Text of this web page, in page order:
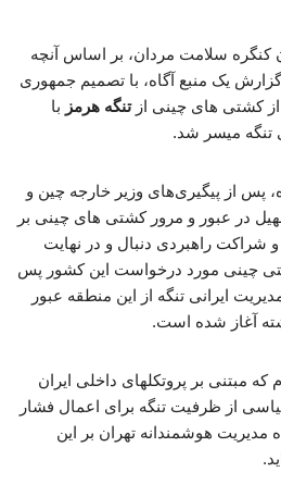
کنگره سلامت مردان، بر اساس آنچه
یک منبع آگاه، با تصمیم جمهوری
از کشتی های چینی ازتنگه هرمز با
تنگه میسر شد.
پس از پیگیری‌های وزیر خارجه چین و
در عبور و مرور کشتی های چینی بر
شراکت راهبردی دنبال و در نهایت
چینی مورد درخواست این کشور پس
ایرانی تنگه از این منطقه عبور
آغاز شده است.
که مبتنی بر پروتکلهای داخلی ایران
از ظرفیت تنگه برای اعمال فشار
مدیریت هوشمندانه تهران بر این